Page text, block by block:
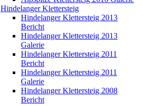
Hindelanger Klettersteig
Hindelanger Klettersteig 2013
Bericht
Hindelanger Klettersteig 2013
Galerie
Hindelanger Klettersteig 2011
Bericht
Hindelanger Klettersteig 2011
Galerie
Hindelanger Klettersteig 2008
Bericht